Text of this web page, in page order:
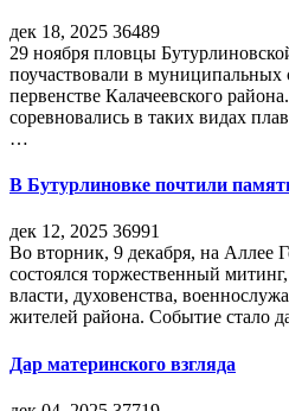
дек 18, 2025 36489
29 ноября пловцы
поучаствовали в
первенстве Калачеевского
соревновались в таких видах
…
В Бутурлиновке почтили
дек 12, 2025 36991
Во вторник, 9 декабря, на Аллее
состоялся торжественный
власти, духовенства,
жителей района. Событие стало
Дар материнского взгляда